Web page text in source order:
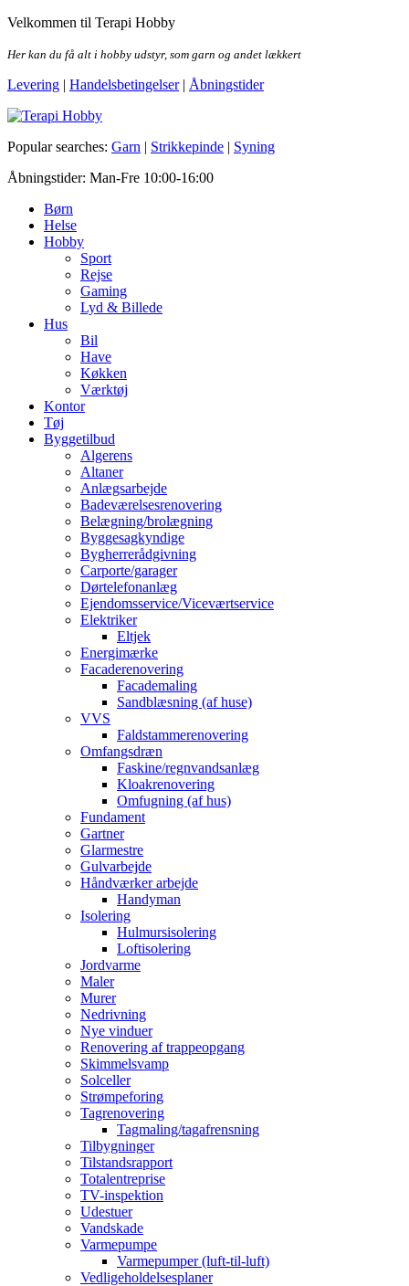
Skip
the
Velkommen til Terapi Hobby
Her kan du få alt i hobby udstyr, som garn og andet lækkert
Levering | Handelsbetingelser| Åbningstider
Terapi Hobby
Popular searches: Garn | Strikkepinde | Syning
Åbningstider: Man-Fre 10:00-16:00
Børn
Helse
Hobby
Sport
Rejse
Gaming
Lyd & Billede
Hus
Bil
Have
Køkken
Værktøj
Kontor
Tøj
Byggetilbud
Algerens
Altaner
Anlægsarbejde
Badeværelsesrenovering
Belægning/brolægning
Byggesagkyndige
Bygherrerådgivning
Carporte/garager
Dørtelefonanlæg
Ejendomsservice/Viceværtservice
Elektriker
Eltjek
Energimærke
Facaderenovering
Facademaling
Sandblæsning (af huse)
VVS
Faldstammerenovering
Omfangsdræn
Faskine/regnvandsanlæg
Kloakrenovering
Omfugning (af hus)
Fundament
Gartner
Glarmestre
Gulvarbejde
Håndværker arbejde
Handyman
Isolering
Hulmursisolering
Loftisolering
Jordvarme
Maler
Murer
Nedrivning
Nye vinduer
Renovering af trappeopgang
Skimmelsvamp
Solceller
Strømpeforing
Tagrenovering
Tagmaling/tagafrensning
Tilbygninger
Tilstandsrapport
Totalentreprise
TV-inspektion
Udestuer
Vandskade
Varmepumpe
Varmepumper (luft-til-luft)
Vedligeholdelsesplaner